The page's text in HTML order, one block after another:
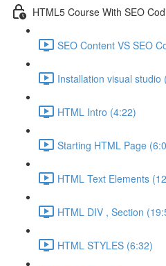
HTML5 Course With SEO
SEO Content VS SEO
Installation visual studio
HTML Intro (4:22)
Starting HTML Page
HTML Text Elements
HTML DIV , Section
HTML STYLES (6:32)